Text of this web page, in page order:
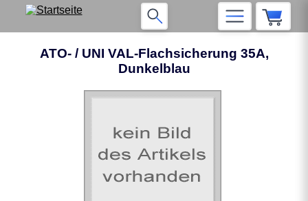
ATO- / UNI VAL-Flachsicherung 35A,
Dunkelblau